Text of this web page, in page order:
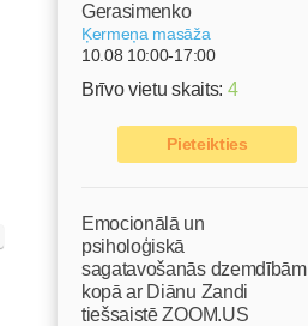
Gerasimenko
Ķermeņa masāža
10.08 10:00-17:00
Brīvo vietu skaits: 4
Pieteikties
Emocionālā un
psiholoģiskā
sagatavošanās dzemdībām
kopā ar Diānu Zandi
tiešsaistē ZOOM.US